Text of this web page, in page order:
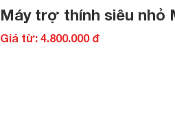
Máy trợ thính siêu nhỏ
Giá từ: 4.800.000 đ